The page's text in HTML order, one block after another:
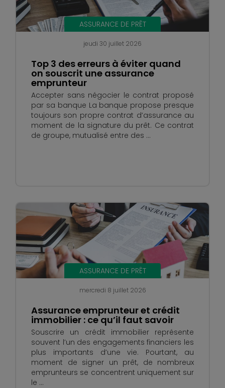
ASSURANCE DE PRÊT
jeudi 30 juillet 2026
Top 3 des erreurs à éviter quand
on souscrit une assurance
emprunteur
Accepter sans négocier le contrat proposé
par sa banque La banque propose presque
toujours son propre contrat d’assurance au
moment de la signature du prêt. Ce contrat
de groupe, mutualisé entre des ...
ASSURANCE DE PRÊT
mercredi 8 juillet 2026
Assurance emprunteur et crédit
immobilier : ce qu’il faut savoir
Souscrire un crédit immobilier représente
souvent l’un des engagements financiers les
plus importants d’une vie. Pourtant, au
moment de signer un prêt, de nombreux
emprunteurs se concentrent uniquement sur
le ...